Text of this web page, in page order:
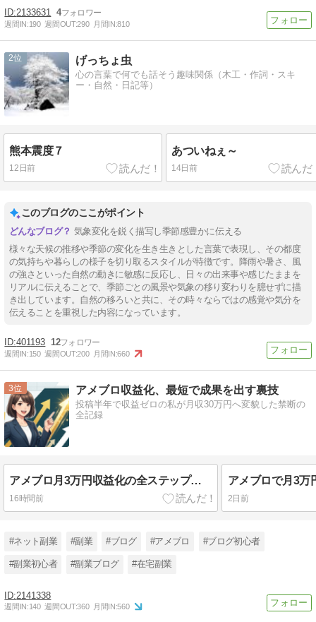
2133631 4
週間IN:190 週間OUT:290 月間IN:810
2 げっちょ虫
心の言葉で何でも話そう趣味関係（木工・作詞・スキ
ー・自然・日記等）
熊本震度７
12日前
あついねぇ～
14日前
このブログのここがポイント
気象変化を鋭く描写し季節感豊かに伝える
様々な天候の推移や季節の変化を生き生きとした言葉で表現し、その都度
の気持ちや暮らしの様子を切り取るスタイルが特徴です。降雨や暑さ、風
の強さといった自然の動きに敏感に反応し、日々の出来事や感じたままを
リアルに伝えることで、季節ごとの風景や気象の移り変わりを臆せずに描
き出しています。自然の移ろいと共に、その時々ならではの感覚や気分を
伝えることを重視した内容になっています。
401193 12
週間IN:150 週間OUT:200 月間IN:660
3 アメブロ収益化、最短で成果を出す裏技
投稿半年で収益ゼロの私が月収30万円へ変貌した禁断の
全記録
アメブロ月3万円収益化の全ステップ！失敗から学ぶロードマップ
16時間前 2日前
#ネット副業 #副業 #ブログ #アメブロ #ブログ初心者
#副業初心者 #副業ブログ #在宅副業
2141338
週間IN:140 週間OUT:360 月間IN:560